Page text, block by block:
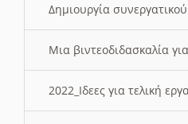
Δημιουργία
Μια βιντεοδιδασκαλία
2022_Ιδεες για τελική